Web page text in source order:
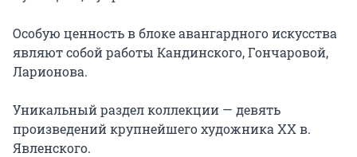
Особую ценность в блоке авангардного искусства
являют собой работы Кандинского, Гончаровой,
Ларионова.
Уникальный раздел коллекции — девять
произведений крупнейшего художника ХХ в.
Явленского.